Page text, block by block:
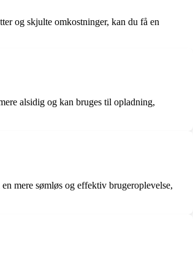
og skjulte omkostninger, kan du få en
alsidig og kan bruges til opladning,
mere sømløs og effektiv brugeroplevelse,